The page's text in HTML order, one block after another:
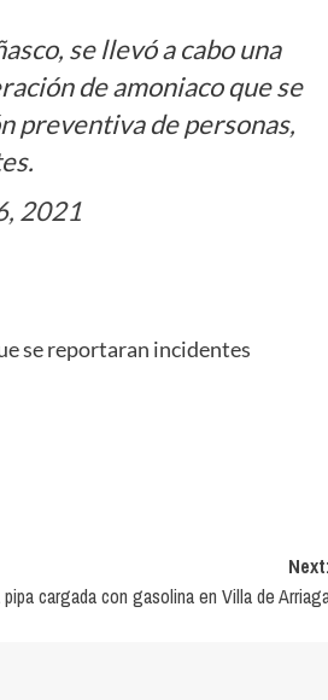
se llevó a cabo una
de amoniaco que se
preventiva de personas,
2021
se reportaran incidentes
Next:
cargada con gasolina en Villa de